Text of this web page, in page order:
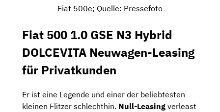
Fiat 500e; Quelle: Pressefoto
Fiat 500 1.0 GSE N3 Hybrid
DOLCEVITA Neuwagen-Leasing
für Privatkunden
Er ist eine Legende und einer der beliebtesten
kleinen Flitzer schlechthin. Null-Leasing verleast